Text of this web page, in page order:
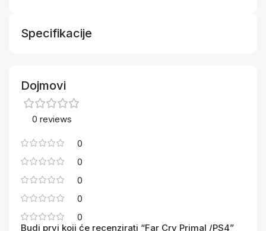
Specifikacije
Dojmovi
0 reviews
0
0
0
0
0
Budi prvi koji će recenzirati “Far Cry Primal /PS4”